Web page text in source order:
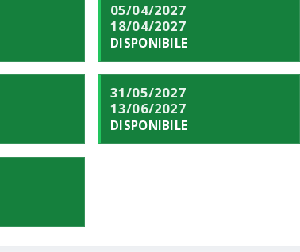
05/04/2027
18/04/2027
DISPONIBILE
31/05/2027
13/06/2027
DISPONIBILE